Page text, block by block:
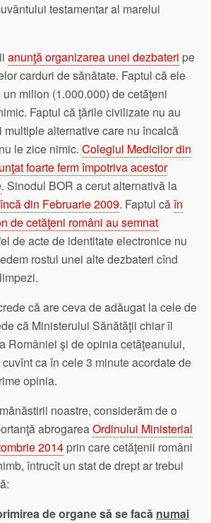
testamentar al marelui
anunţă organizarea unei dezbateri pe
carduri de sănătate. Faptul că ele
milion (1.000.000) de cetăţeni
Faptul că ţările civilizate nu au
multiple alternative care nu încalcă
le zice nimic. Colegiul Medicilor din
foarte ferm împotriva acestor
. Sinodul BOR a cerut alternativă la
încă din Februarie 2009. Faptul căîn
de cetăţeni români au semnat
de acte de identitate electronice nu
rostul unei alte dezbateri cînd
că are ceva de adăugat la cele de
că Ministerului Sănătăţii chiar îi
României şi de opinia cetăţeanului,
ca în cele 3 minute acordate de
opinia.
noastre, considerăm de o
abrogareaOrdinului Ministerial
2014 prin care cetăţenii români
întrucît un stat de drept ar trebui
de organe să se facă numai